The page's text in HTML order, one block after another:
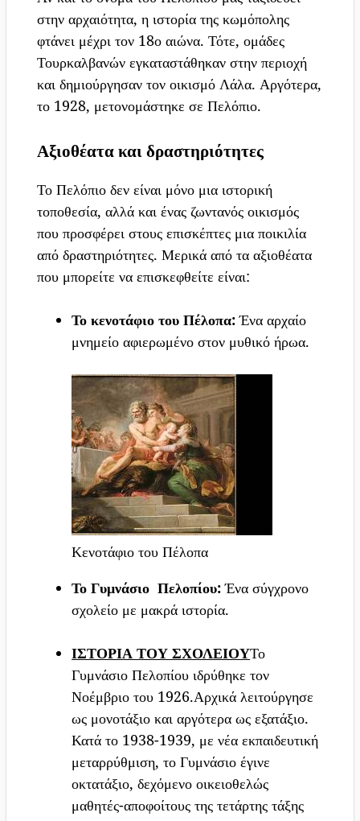
στην αρχαιότητα, η ιστορία της κωμόπολης
φτάνει μέχρι τον 18ο αιώνα. Τότε, ομάδες
Τουρκαλβανών εγκαταστάθηκαν στην περιοχή
και δημιούργησαν τον οικισμό Λάλα. Αργότερα,
το 1928, μετονομάστηκε σε Πελόπιο.
Αξιοθέατα και δραστηριότητες
Το Πελόπιο δεν είναι μόνο μια ιστορική
τοποθεσία, αλλά και ένας ζωντανός οικισμός
που προσφέρει στους επισκέπτες μια ποικιλία
από δραστηριότητες. Μερικά από τα αξιοθέατα
που μπορείτε να επισκεφθείτε είναι:
Το κενοτάφιο του Πέλοπα:Ένα αρχαίο
μνημείο αφιερωμένο στον μυθικό ήρωα.
Κενοτάφιο του Πέλοπα
Το Γυμνάσιο Πελοπίου:Ένα σύγχρονο
σχολείο με μακρά ιστορία.
ΙΣΤΟΡΙΑ ΤΟΥ ΣΧΟΛΕΙΟΥΤο
Γυμνάσιο Πελοπίου ιδρύθηκε τον
Νοέμβριο του 1926.Αρχικά λειτούργησε
ως μονοτάξιο και αργότερα ως εξατάξιο.
Κατά το 1938-1939, με νέα εκπαιδευτική
μεταρρύθμιση, το Γυμνάσιο έγινε
οκτατάξιο, δεχόμενο οικειοθελώς
μαθητές-αποφοίτους της τετάρτης τάξης